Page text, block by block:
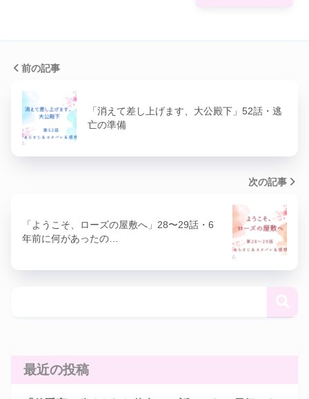
前の記事
「消えて差し上げます、大公殿下」52話・逃
亡の準備
次の記事
「ようこそ、ローズの屋敷へ」28〜29話・6
年前に何があったの…
最近の投稿